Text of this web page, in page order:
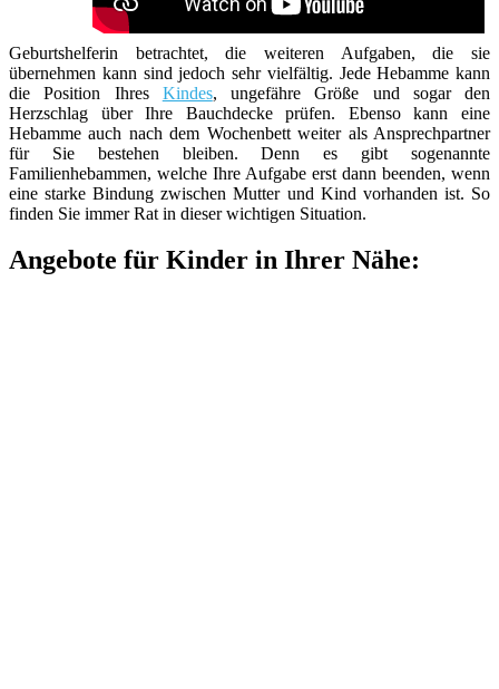
Geburtshelferin betrachtet, die weiteren Aufgaben, die sie
übernehmen kann sind jedoch sehr vielfältig. Jede Hebamme kann
die Position Ihres Kindes, ungefähre Größe und sogar den
Herzschlag über Ihre Bauchdecke prüfen. Ebenso kann eine
Hebamme auch nach dem Wochenbett weiter als Ansprechpartner
für Sie bestehen bleiben. Denn es gibt sogenannte
Familienhebammen, welche Ihre Aufgabe erst dann beenden, wenn
eine starke Bindung zwischen Mutter und Kind vorhanden ist. So
finden Sie immer Rat in dieser wichtigen Situation.
Angebote für Kinder in Ihrer Nähe: